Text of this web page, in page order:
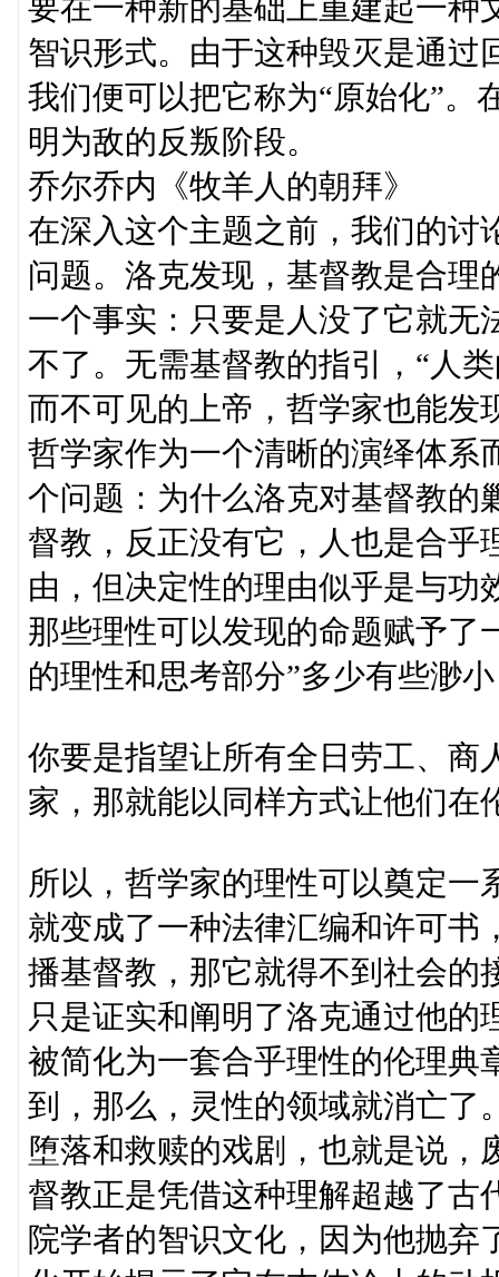
要在一种新的基础上重建起一种
智识形式。由于这种毁灭是通过
我们便可以把它称为“原始化”。
明为敌的反叛阶段。
乔尔乔内《牧羊人的朝拜》
在深入这个主题之前，我们的讨
问题。洛克发现，基督教是合理
一个事实：只要是人没了它就无
不了。无需基督教的指引，“人
而不可见的上帝，哲学家也能
哲学家作为一个清晰的演绎体系
个问题：为什么洛克对基督教的
督教，反正没有它，人也是合乎
由，但决定性的理由似乎是与功
那些理性可以发现的命题赋予了
的理性和思考部分”多少有些渺
你要是指望让所有全日劳工、商
家，那就能以同样方式让他们在
所以，哲学家的理性可以奠定一
就变成了一种法律汇编和许可书
播基督教，那它就得不到社会的
只是证实和阐明了洛克通过他的
被简化为一套合乎理性的伦理典
到，那么，灵性的领域就消亡了
堕落和救赎的戏剧，也就是说，
督教正是凭借这种理解超越了古
院学者的智识文化，因为他抛弃